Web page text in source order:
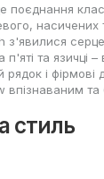
поєднання
з'явилися
та язичці –
і фірмові
впізнаваним
стиль